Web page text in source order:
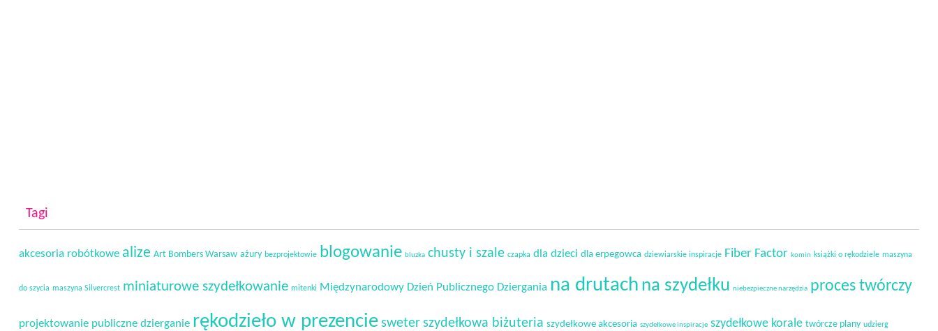
Tagi
akcesoria robótkowe alize Art Bombers Warsaw ażury bezprojektowie blogowanie bluzka chusty i szale czapka dla dzieci dla erpegowca dziewiarskie inspiracje Fiber Factor komin książki o rękodziele maszyna
do szycia maszyna Silvercrest miniaturowe szydełkowanie mitenki Międzynarodowy Dzień Publicznego Dziergania na drutach na szydełku niebezpieczne narzędzia proces twórczy
projektowanie publiczne dzierganie rękodzieło w prezencie sweter szydełkowa biżuteria szydełkowe akcesoria szydełkowe inspiracje szydełkowe korale twórcze plany udzierg